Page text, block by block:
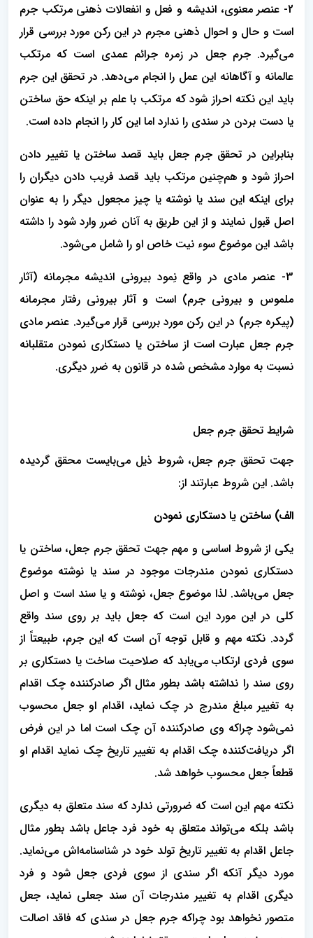
2- عنصر معنوی، اندیشه و فعل و انفعالات ذهنی مرتکب جرم
است و حال و احوال ذهنی مجرم در این رکن مورد بررسی قرار
می‌گیرد. جرم جعل در زمره جرائم عمدی است که مرتکب
عالمانه و آگاهانه این عمل را انجام می‌دهد. در تحقق این جرم
باید این نکته احراز شود که مرتکب با علم بر اینکه حق ساختن
یا دست بردن در سندی را ندارد اما این کار را انجام داده است.
بنابراین در تحقق جرم جعل باید قصد ساختن یا تغییر دادن
احراز شود و هم‌چنین مرتکب باید قصد فریب دادن دیگران را
برای اینکه این سند یا نوشته یا چیز مجعول دیگر را به عنوان
اصل قبول نمایند و از این طریق به آنان ضرر وارد شود را داشته
باشد این موضوع سوء نیت خاص او را شامل می‌شود.
3- عنصر مادی در واقع نِمود بیرونی اندیشه مجرمانه (آثار
ملموس و بیرونی جرم) است و آثار بیرونی رفتار مجرمانه
(پیکره جرم) در این رکن مورد بررسی قرار می‌گیرد. عنصر مادی
جرم جعل عبارت است از ساختن یا دستکاری نمودن متقلبانه
نسبت به موارد مشخص شده در قانون به ضرر دیگری.
شرایط تحقق جرم جعل
جهت تحقق جرم جعل، شروط ذیل می‌بایست محقق گردیده
باشد. این شروط عبارتند از:
الف) ساختن یا دستکاری نمودن
یکی از شروط اساسی و مهم جهت تحقق جرم جعل، ساختن یا
دستکاری نمودن مندرجات موجود در سند یا نوشته موضوع
جعل می‌باشد. لذا موضوع جعل، نوشته و یا سند است و اصل
کلی در این مورد این است که جعل باید بر روی سند واقع
گردد. نکته مهم و قابل توجه آن است که این جرم، طبیعتاً از
سوی فردی ارتکاب می‌یابد که صلاحیت ساخت یا دستکاری بر
روی سند را نداشته باشد بطور مثال اگر صادرکننده چک اقدام
به تغییر مبلغ مندرج در چک نماید، اقدام او جعل محسوب
نمی‌شود چراکه وی صادرکننده آن چک است اما در این فرض
اگر دریافت‌کننده چک اقدام به تغییر تاریخ چک نماید اقدام او
قطعاً جعل محسوب خواهد شد.
نکته مهم این است که ضرورتی ندارد که سند متعلق به دیگری
باشد بلکه می‌تواند متعلق به خود فرد جاعل باشد بطور مثال
جاعل اقدام به تغییر تاریخ تولد خود در شناسنامه‌اش می‌نماید.
مورد دیگر آنکه اگر سندی از سوی فردی جعل شود و فرد
دیگری اقدام به تغییر مندرجات آن سند جعلی نماید، جعل
متصور نخواهد بود چراکه جرم جعل در سندی که فاقد اصالت